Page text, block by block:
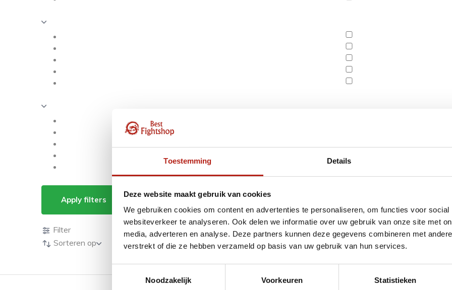
Toestemming Details
Deze website maakt gebruik van cookies
We gebruiken cookies om content en advertenties te personaliseren, om functies voor
websiteverkeer te analyseren. Ook delen we informatie over uw gebruik van onze site met
media, adverteren en analyse. Deze partners kunnen deze gegevens combineren met
verstrekt of die ze hebben verzameld op basis van uw gebruik van hun services.
Noodzakelijk
Voorkeuren Statistieken
Apply filters Producten getagd met AIBA Approved bokshandschoenen Rood
Producten
Filter
Sorteren op